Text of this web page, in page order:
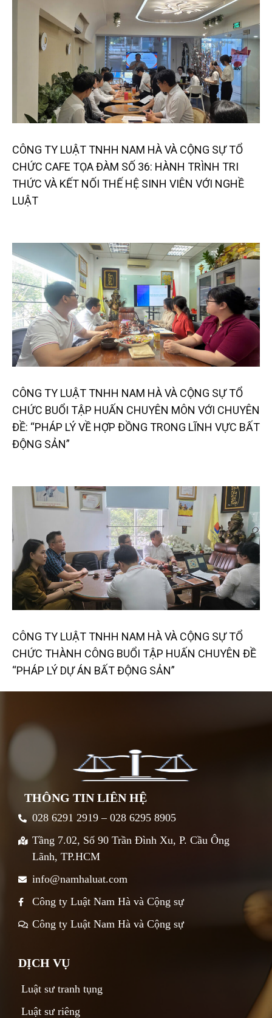
CÔNG TY LUẬT TNHH NAM HÀ VÀ CỘNG SỰ TỔ
CHỨC CAFE TỌA ĐÀM SỐ 36: HÀNH TRÌNH TRI
THỨC VÀ KẾT NỐI THẾ HỆ SINH VIÊN VỚI NGHỀ
LUẬT
CÔNG TY LUẬT TNHH NAM HÀ VÀ CỘNG SỰ TỔ
CHỨC BUỔI TẬP HUẤN CHUYÊN MÔN VỚI CHUYÊN
ĐỀ: “PHÁP LÝ VỀ HỢP ĐỒNG TRONG LĨNH VỰC BẤT
ĐỘNG SẢN”
CÔNG TY LUẬT TNHH NAM HÀ VÀ CỘNG SỰ TỔ
CHỨC THÀNH CÔNG BUỔI TẬP HUẤN CHUYÊN ĐỀ
“PHÁP LÝ DỰ ÁN BẤT ĐỘNG SẢN”
THÔNG TIN LIÊN HỆ
028 6291 2919 – 028 6295 8905
Tầng 7.02, Số 90 Trần Đình Xu, P. Cầu Ông
Lãnh, TP.HCM
info@namhaluat.com
Công ty Luật Nam Hà và Cộng sự
Công ty Luật Nam Hà và Cộng sự
DỊCH VỤ
Luật sư tranh tụng
Luật sư riêng